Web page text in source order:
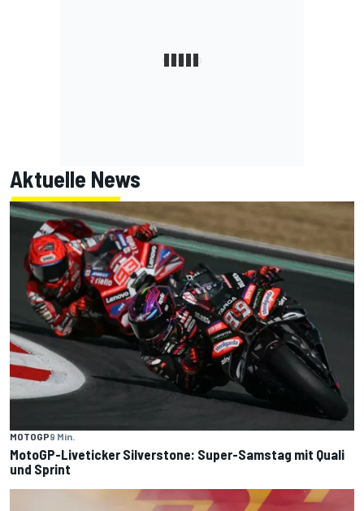
Aktuelle News
MOTOGP9 Min.
MotoGP-Liveticker Silverstone: Super-Samstag mit Quali
und Sprint